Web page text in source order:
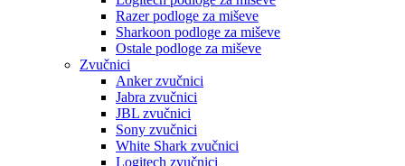
Razer podloge za miševe
Sharkoon podloge za miševe
Ostale podloge za miševe
Zvučnici
Anker zvučnici
Jabra zvučnici
JBL zvučnici
Sony zvučnici
White Shark zvučnici
Logitech zvučnici